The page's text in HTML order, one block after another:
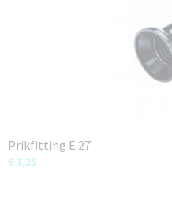
Prikfitting E 27
€ 1,25